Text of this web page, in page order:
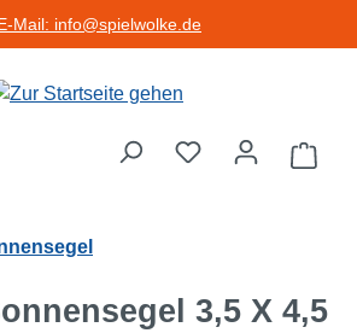
Mail: info@spielwolke.de
3,5 X 4,5